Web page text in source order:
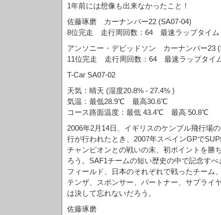
1年前には想像も出来なかったこと！
佐藤琢磨 カーナンバー22 (SA07-04)
8位完走 走行周回数：64 最速ラップタイム
アンソニー・デビッドソン カーナンバー23
11位完走 走行周回数：64 最速ラップタイ
T-Car SA07-02
天気：晴天 (湿度20.8% - 27.4% )
気温：最低28.9℃ 最高30.6℃
コース路面温度：最低 43.4℃ 最高 50.8℃
2006年2月14日、イギリスのケンブル飛行場
行が行われたとき、2007年スペインGPで
チャンピオンとの戦いの末、初ポイントを勝
ろう。SAF1チームの短い歴史の中で記念す
フィールド、日本のそれぞれで戦ったチーム
テンザ、スポンサー、パートナー、サプライ
は決して忘れないだろう。
佐藤琢磨